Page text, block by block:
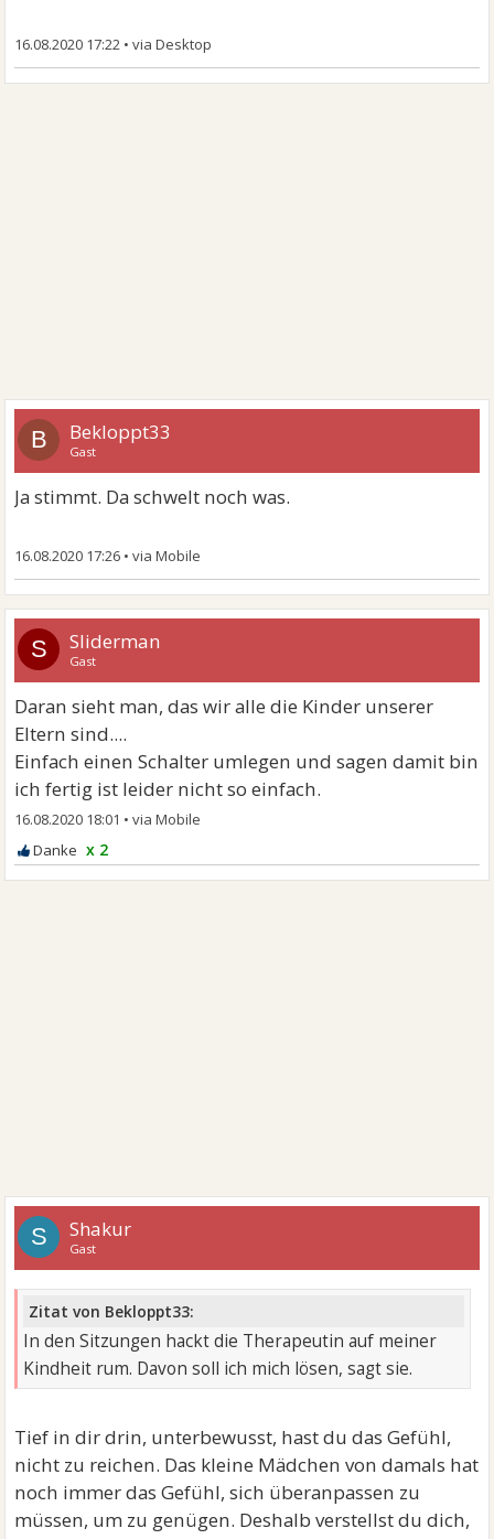
16.08.2020 17:22 •
B Bekloppt33
Gast
Ja stimmt. Da schwelt noch was.
16.08.2020 17:26 •
S Sliderman
Gast
Daran sieht man, das wir alle die Kinder unserer
Eltern sind....
Einfach einen Schalter umlegen und sagen damit bin
ich fertig ist leider nicht so einfach.
16.08.2020 18:01 •
x 2
S Shakur
Gast
Zitat von Bekloppt33:
In den Sitzungen hackt die Therapeutin auf meiner
Kindheit rum. Davon soll ich mich lösen, sagt sie.
Tief in dir drin, unterbewusst, hast du das Gefühl,
nicht zu reichen. Das kleine Mädchen von damals hat
noch immer das Gefühl, sich überanpassen zu
müssen, um zu genügen. Deshalb verstellst du dich,